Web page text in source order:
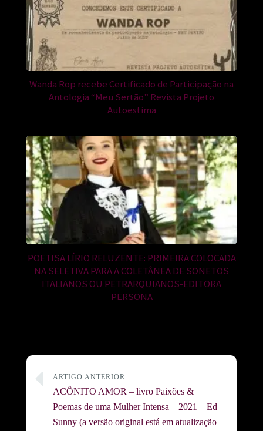
Wanda Rop recebe Certificado de Participação na
Antologia “Meu Sertão” Revista Projeto
Autoestima
POETISA LÍRIO RELUZENTE: PRIMEIRA COLOCADA
NA SELETIVA PARA A COLETÂNEA DE SONETOS
ITALIANOS OU PETRARQUIANOS-EDITORA
PERSONA
ARTIGO ANTERIOR
ACÔNITO AMOR – livro Paixões &
Poemas de uma Mulher Intensa – 2021 – Ed
Sunny (a versão original está em atualização